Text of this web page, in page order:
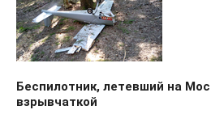
Беспилотник, летевший на
взрывчаткой